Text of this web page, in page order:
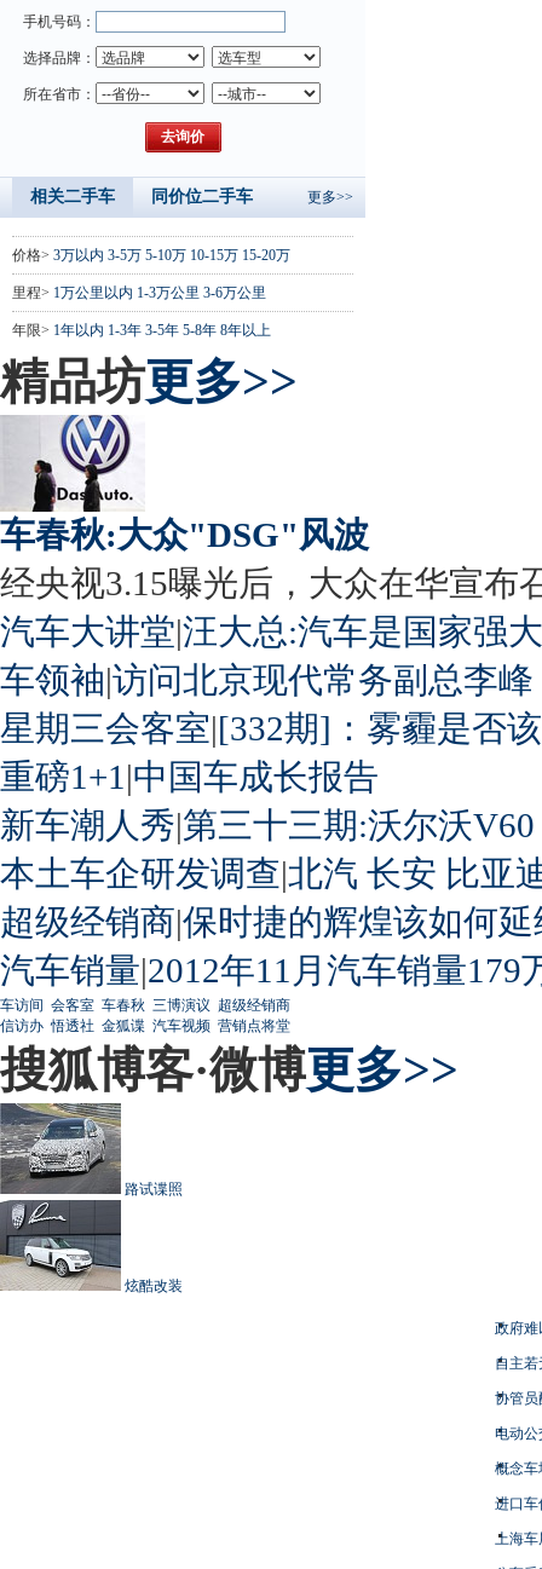
手机号码：
选择品牌：
所在省市：
相关二手车 同价位二手车 更多>>
价格> 3万以内 3-5万 5-10万 10-15万 15-20万
里程> 1万公里以内 1-3万公里 3-6万公里
年限> 1年以内 1-3年 3-5年 5-8年 8年以上
精品坊更多>>
车春秋:大众"DSG"风波
经央视3.15曝光后，大众在华宣布
汽车大讲堂|汪大总:汽车是国家强
车领袖|访问北京现代常务副总李峰
星期三会客室|[332期]：雾霾是否
重磅1+1 |中国车成长报告
新车潮人秀|第三十三期:沃尔沃
本土车企研发调查|北汽 长安 比亚
超级经销商|保时捷的辉煌该如何延
汽车销量|2012年11月汽车销量179
车访间 会客室 车春秋 三博演议 超级经销商
信访办 悟透社 金狐谍 汽车视频 营销点将堂
搜狐博客·微博更多>>
路试谍照
炫酷改装
政府难
自主
协管员
电动
概念车
进口车
上海